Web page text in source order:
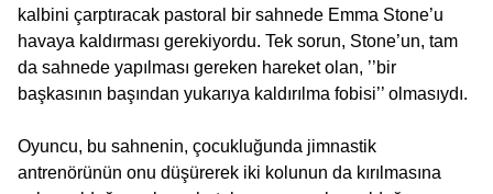
kalbini çarptıracak pastoral bir sahnede Emma Stone’u
havaya kaldırması gerekiyordu. Tek sorun, Stone’un, tam
da sahnede yapılması gereken hareket olan, ’’bir
başkasının başından yukarıya kaldırılma fobisi’’ olmasıydı.
Oyuncu, bu sahnenin, çocukluğunda jimnastik
antrenörünün onu düşürerek iki kolunun da kırılmasına